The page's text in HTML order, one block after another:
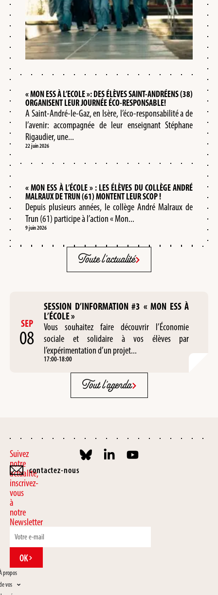
« MON ESS À L’ECOLE »: DES ÉLÈVES SAINT-ANDRÉENS (38)
ORGANISENT LEUR JOURNÉE ÉCO-RESPONSABLE!
A Saint-André-le-Gaz, en Isère, l’éco-responsabilité a de
l’avenir: accompagnée de leur enseignant Stéphane
Rigaudier, une...
22 juin 2026
« MON ESS À L’ÉCOLE » : LES ÉLÈVES DU COLLÈGE ANDRÉ
MALRAUX DE TRUN (61) MONTENT LEUR SCOP !
Depuis plusieurs années, le collège André Malraux de
Trun (61) participe à l’action « Mon...
9 juin 2026
Toute l'actualité
SEP
08
SESSION D’INFORMATION #3 « MON ESS À
L’ÉCOLE »
Vous souhaitez faire découvrir l’Économie
sociale et solidaire à vos élèves par
l’expérimentation d’un projet...
17:00-18:00
Tout l'agenda
Suivez
notre
actualité,
inscrivez-
vous
à
notre
Newsletter
OK
propos
vos
contactez-nous